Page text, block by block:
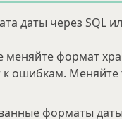
даты через SQL
меняйте формат
к ошибкам. Меняйте
форматы